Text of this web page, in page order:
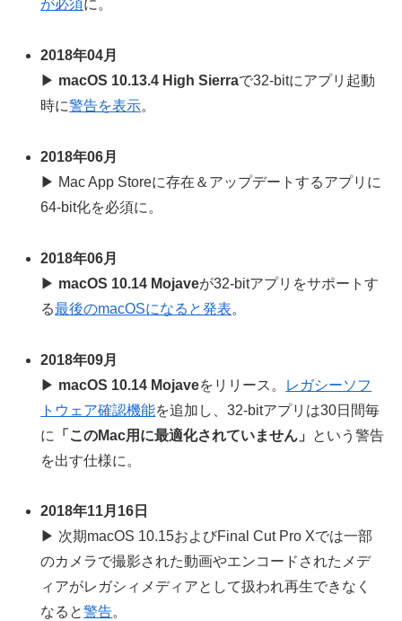
が必須に。
2018年04月
▶ macOS 10.13.4 High Sierraで32-bitにアプリ起動
時に警告を表示。
2018年06月
▶ Mac App Storeに存在＆アップデートするアプリに
64-bit化を必須に。
2018年06月
▶ macOS 10.14 Mojaveが32-bitアプリをサポートす
る最後のmacOSになると発表。
2018年09月
▶ macOS 10.14 Mojaveをリリース。
レガシーソフ
トウェア確認機能を追加し、32-bitアプリは30日間毎
に
「このMac用に最適化されていません」
という警告
を出す仕様に。
2018年11月16日
▶ 次期macOS 10.15およびFinal Cut Pro Xでは一部
のカメラで撮影された動画やエンコードされたメデ
ィアがレガシィメディアとして扱われ再生できなく
なると警告。